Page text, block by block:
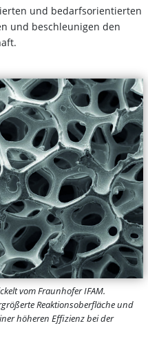
und bedarfsorientierten
und beschleunigen den
vom Fraunhofer IFAM.
Reaktionsoberfläche und
höheren Effizienz bei der